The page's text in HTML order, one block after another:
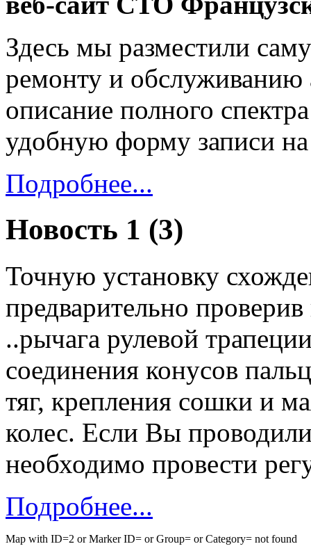
Здесь мы разместили
ремонту и обслуживанию
описание полного
удобную форму записи на
Подробнее...
Новость 1 (3)
Точную установку
предварительно
..рычага рулевой
соединения конусов
тяг, крепления сошки и
колес. Если Вы
необходимо провести
Подробнее...
Map with ID=2 or Marker ID= or Group= or Category= not found